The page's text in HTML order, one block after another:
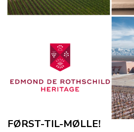
FØRST-TIL-MØLLE!